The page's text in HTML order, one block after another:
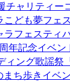
チャリティー
こども夢フェ
ラフェスティ
年記念イベン
ィング歌謡祭
ち歩きイベ